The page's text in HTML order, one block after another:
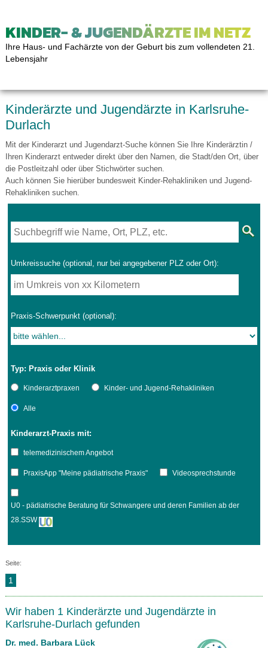
KINDER- & JUGENDÄRZTE IM NETZ
Ihre Haus- und Fachärzte von der Geburt bis zum vollendeten 21.
Lebensjahr
Kinderärzte und Jugendärzte in Karlsruhe-
Durlach
Mit der Kinderarzt und Jugendarzt-Suche können Sie Ihre Kinderärztin /
Ihren Kinderarzt entweder direkt über den Namen, die Stadt/den Ort, über
die Postleitzahl oder über Stichwörter suchen.
Auch können Sie hierüber bundesweit Kinder-Rehakliniken und Jugend-
Rehakliniken suchen.
Umkreissuche (optional, nur bei angegebener PLZ oder Ort):
Praxis-Schwerpunkt (optional):
Typ: Praxis oder Klinik
Kinderarztpraxen Kinder- und Jugend-Rehakliniken
Alle
Kinderarzt-Praxis mit:
telemedizinischem Angebot
PraxisApp "Meine pädiatrische Praxis" Videosprechstunde
U0 - pädiatrische Beratung für Schwangere und deren Familien ab der
28.SSW
Seite:
1
Wir haben 1 Kinderärzte und Jugendärzte in
Karlsruhe-Durlach gefunden
Dr. med. Barbara Lück